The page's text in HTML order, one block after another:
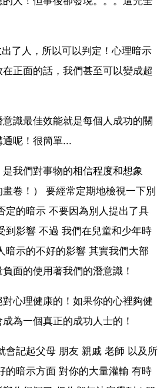
了人，所以可以判定！心理暗示
正面的話，我們甚至可以變成超
識最佳效能就是每個人成功的關
呢！很簡單...
我們對事物的相信程度和想象
卷！） 要經常定期地檢視一下別
定的暗示 不要因為別人提出了具
到影響 不過 我們在兒童和少年時
暗示的不好的影響 其實我們大部
面的使用著我們的潛意識！
心理健康的！如果你的心裡夠健
為一個真正的成功人士的！
會記起父母 朋友 親戚 老師 以及所
的暗示方面 對你的大量灌輸 有時